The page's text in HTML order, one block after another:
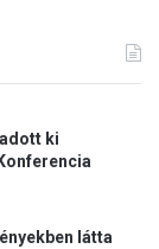
ki
látta